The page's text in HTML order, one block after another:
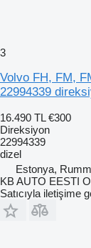
3
Volvo FH, FM,
22994339
16.490 TL €300
Direksiyon
22994339
dizel
Estonya,
KB AUTO EESTI
Satıcıyla iletişime